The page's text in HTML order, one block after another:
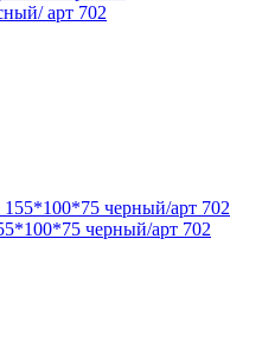
арт 702
черный/арт 702